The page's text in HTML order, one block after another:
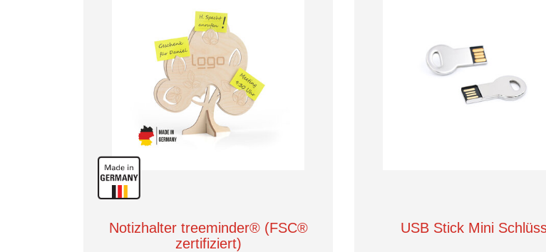
Notizhalter treeminder® (FSC®
zertifiziert)
USB Stick Mini